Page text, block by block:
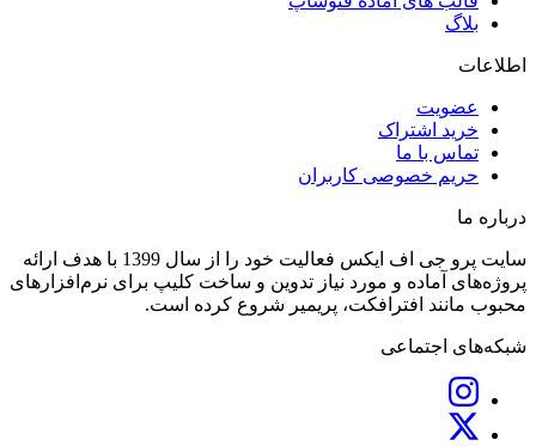
بلاگ
اطلاعات
عضویت
خرید اشتراک
تماس با ما
حریم خصوصی کاربران
درباره ما
سایت پرو جی اف ایکس فعالیت خود را از سال 1399 با هدف ارائه
پروژه‌های آماده و مورد نیاز تدوین و ساخت کلیپ برای نرم‌افزارهای
محبوب مانند افترافکت، پریمیر شروع کرده است.
شبکه‌های اجتماعی